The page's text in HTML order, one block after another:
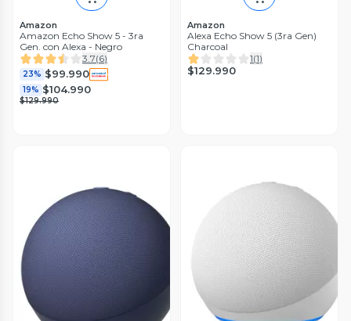
Amazon
Amazon Echo Show 5 - 3ra
Gen. con Alexa - Negro
3.7(6)
23% $99.990
19% $104.990
$129.990
Amazon
Alexa Echo Show 5 (3ra Gen)
Charcoal
1(1)
$129.990